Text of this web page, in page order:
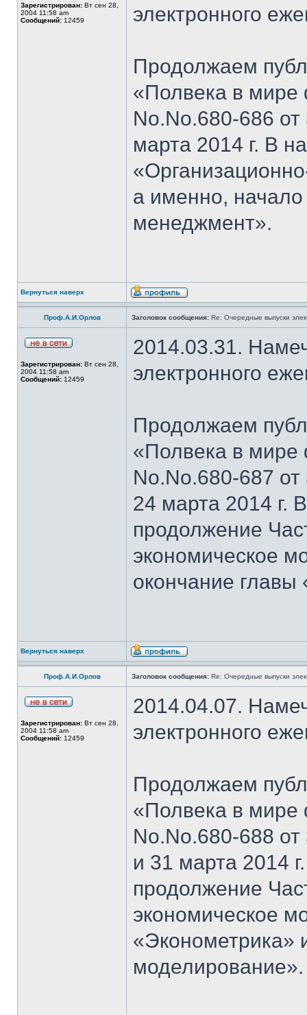
Зарегистрирован: Вт сен 28,
2004 11:58 am
Сообщений: 12459
электронного
Продолжаем
«Полвека в мире
No.No.680-686
марта 2014 г. В
а именно,
менеджмент».
Вернуться наверх
Проф.А.И.Орлов Заголовок сообщения: Re: Очередные выпуски
Зарегистрирован: Вт сен 28,
2004 11:58 am
Сообщений: 12459
2014.03.31.
электронного
Продолжаем
«Полвека в мире
No.No.680-687
24 марта 2014 г.
продолжение
экономическое
окончание
Вернуться наверх
Проф.А.И.Орлов Заголовок сообщения: Re: Очередные выпуски
Зарегистрирован: Вт сен 28,
2004 11:58 am
Сообщений: 12459
2014.04.07.
электронного
Продолжаем
«Полвека в мире
No.No.680-688
и 31 марта 2014
продолжение
экономическое
«Эконометрика»
моделирование».